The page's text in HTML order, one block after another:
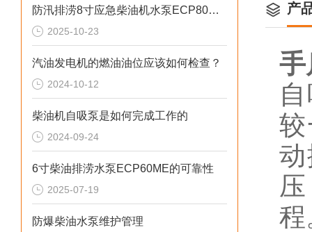
防汛排涝8寸应急柴油机水泵ECP80ME参数
2025-10-23
汽油发电机的燃油油位应该如何检查？
2024-10-12
柴油机自吸泵是如何完成工作的
2024-09-24
6寸柴油排涝水泵ECP60ME的可靠性
2025-07-19
防爆柴油水泵维护管理
产
手
程